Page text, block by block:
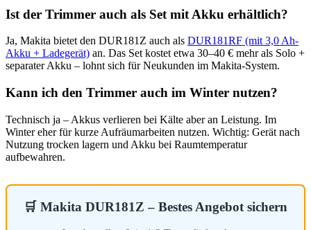
Ist der Trimmer auch als Set mit Akku erhältlich?
Ja, Makita bietet den DUR181Z auch als DUR181RF (mit 3,0 Ah-
Akku + Ladegerät) an. Das Set kostet etwa 30–40 € mehr als Solo +
separater Akku – lohnt sich für Neukunden im Makita-System.
Kann ich den Trimmer auch im Winter nutzen?
Technisch ja – Akkus verlieren bei Kälte aber an Leistung. Im
Winter eher für kurze Aufräumarbeiten nutzen. Wichtig: Gerät nach
Nutzung trocken lagern und Akku bei Raumtemperatur
aufbewahren.
🛒 Makita DUR181Z – Bestes Angebot sichern